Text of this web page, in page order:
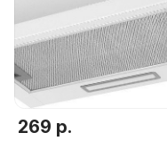
269 р.